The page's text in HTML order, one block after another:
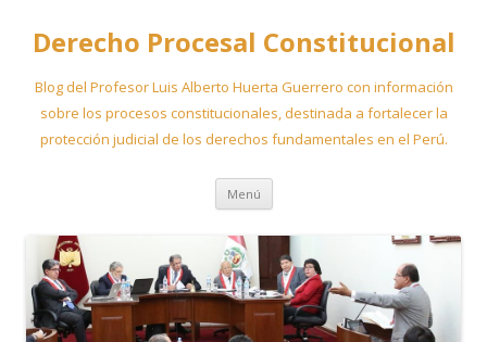
Derecho Procesal Constitucional
Blog del Profesor Luis Alberto Huerta Guerrero con información
sobre los procesos constitucionales, destinada a fortalecer la
protección judicial de los derechos fundamentales en el Perú.
Menú Ir
contenido